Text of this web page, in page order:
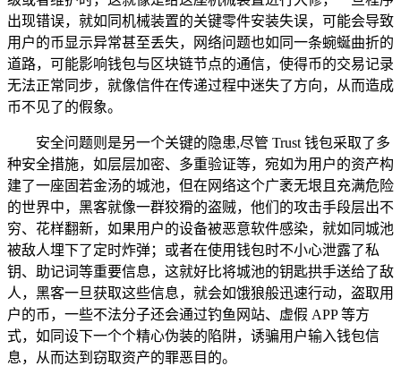
出现错误，就如同机械装置的关键零件安装失误，可能会导致
用户的币显示异常甚至丢失，网络问题也如同一条蜿蜒曲折的
道路，可能影响钱包与区块链节点的通信，使得币的交易记录
无法正常同步，就像信件在传递过程中迷失了方向，从而造成
币不见了的假象。
安全问题则是另一个关键的隐患,尽管 Trust 钱包采取了多
种安全措施，如层层加密、多重验证等，宛如为用户的资产构
建了一座固若金汤的城池，但在网络这个广袤无垠且充满危险
的世界中，黑客就像一群狡猾的盗贼，他们的攻击手段层出不
穷、花样翻新，如果用户的设备被恶意软件感染，就如同城池
被敌人埋下了定时炸弹；或者在使用钱包时不小心泄露了私
钥、助记词等重要信息，这就好比将城池的钥匙拱手送给了敌
人，黑客一旦获取这些信息，就会如饿狼般迅速行动，盗取用
户的币，一些不法分子还会通过钓鱼网站、虚假 APP 等方
式，如同设下一个个精心伪装的陷阱，诱骗用户输入钱包信
息，从而达到窃取资产的罪恶目的。